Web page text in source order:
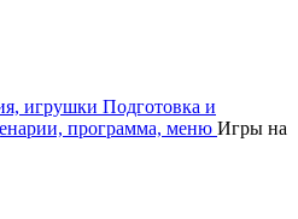
игрушки Подготовка и
программа, меню Игры на